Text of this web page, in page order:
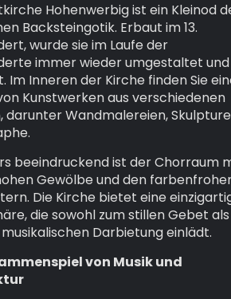
Hohenwerbig ist ein Kleinod
Backsteingotik. Erbaut im 13.
wurde sie im Laufe der
immer wieder umgestaltet und
Im Inneren der Kirche finden Sie
Kunstwerken aus verschiedenen
darunter Wandmalereien,
beeindruckend ist der Chorraum
Gewölbe und den
Die Kirche bietet eine
die sowohl zum stillen Gebet als
Darbietung einlädt.
von Musik und